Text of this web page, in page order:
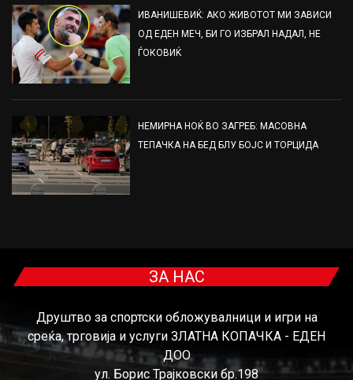
ИВАНИШЕВИЌ: АКО ЖИВОТОТ МИ ЗАВИСИ
ОД ЕДЕН МЕЧ, БИ ГО ИЗБРАЛ НАДАЛ, НЕ
ЃОКОВИЌ
НЕМИРНА НОЌ ВО ЗАГРЕБ: МАСОВНА
ТЕПАЧКА НА БЕД БЛУ БОЈС И ТОРЦИДА
ЗА НАС
Друштво за спортски обложувалници и игри на
среќа, трговија и услуги ЗЛАТНА КОПАЧКА - ЕДЕН
ДОО
ул. Борис Трајковски бр.198